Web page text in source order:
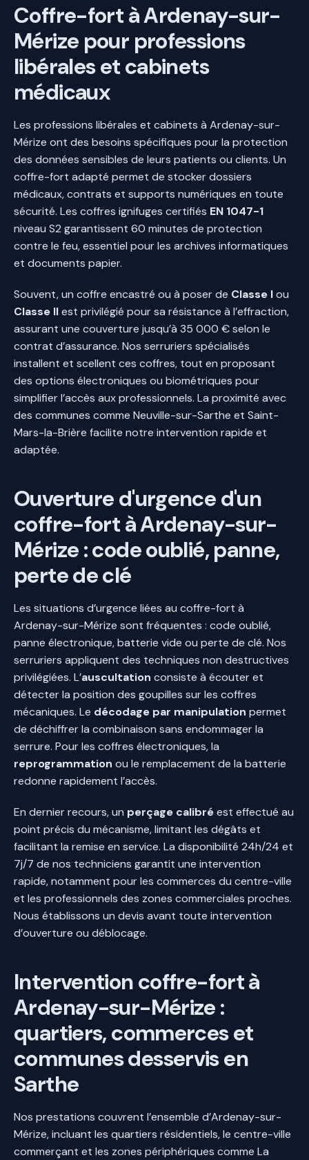
Coffre-fort à Ardenay-sur-
Mérize pour professions
libérales et cabinets
médicaux
Les professions libérales et cabinets à Ardenay-sur-
Mérize ont des besoins spécifiques pour la protection
des données sensibles de leurs patients ou clients. Un
coffre-fort adapté permet de stocker dossiers
médicaux, contrats et supports numériques en toute
sécurité. Les coffres ignifuges certifiés EN 1047-1
niveau S2 garantissent 60 minutes de protection
contre le feu, essentiel pour les archives informatiques
et documents papier.
Souvent, un coffre encastré ou à poser de Classe Iou
Classe IIest privilégié pour sa résistance à l’effraction,
assurant une couverture jusqu’à 35 000 € selon le
contrat d’assurance. Nos serruriers spécialisés
installent et scellent ces coffres, tout en proposant
des options électroniques ou biométriques pour
simplifier l’accès aux professionnels. La proximité avec
des communes comme Neuville-sur-Sarthe et Saint-
Mars-la-Brière facilite notre intervention rapide et
adaptée.
Ouverture d'urgence d'un
coffre-fort à Ardenay-sur-
Mérize : code oublié, panne,
perte de clé
Les situations d’urgence liées au coffre-fort à
Ardenay-sur-Mérize sont fréquentes : code oublié,
panne électronique, batterie vide ou perte de clé. Nos
serruriers appliquent des techniques non destructives
privilégiées. L’auscultation consiste à écouter et
détecter la position des goupilles sur les coffres
mécaniques. Le décodage par manipulation permet
de déchiffrer la combinaison sans endommager la
serrure. Pour les coffres électroniques, la
reprogrammation ou le remplacement de la batterie
redonne rapidement l’accès.
En dernier recours, un perçage calibréest effectué au
point précis du mécanisme, limitant les dégâts et
facilitant la remise en service. La disponibilité 24h/24 et
7j/7 de nos techniciens garantit une intervention
rapide, notamment pour les commerces du centre-ville
et les professionnels des zones commerciales proches.
Nous établissons un devis avant toute intervention
d’ouverture ou déblocage.
Intervention coffre-fort à
Ardenay-sur-Mérize :
quartiers, commerces et
communes desservis en
Sarthe
Nos prestations couvrent l’ensemble d’Ardenay-sur-
Mérize, incluant les quartiers résidentiels, le centre-ville
commerçant et les zones périphériques comme La